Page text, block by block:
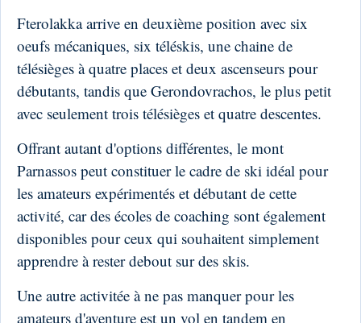
Fterolakka arrive en deuxième position avec six
oeufs mécaniques, six téléskis, une chaine de
télésièges à quatre places et deux ascenseurs pour
débutants, tandis que Gerondovrachos, le plus petit
avec seulement trois télésièges et quatre descentes.
Offrant autant d'options différentes, le mont
Parnassos peut constituer le cadre de ski idéal pour
les amateurs expérimentés et débutant de cette
activité, car des écoles de coaching sont également
disponibles pour ceux qui souhaitent simplement
apprendre à rester debout sur des skis.
Une autre activitée à ne pas manquer pour les
amateurs d'aventure est un vol en tandem en